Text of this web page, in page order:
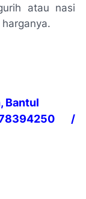
atau nasi
Bantul
/